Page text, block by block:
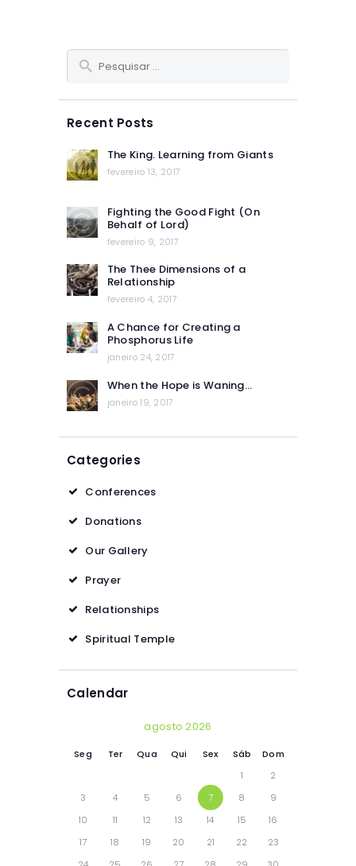
Pesquisar
por:
Recent Posts
The King. Learning from Giants
fevereiro 13, 2017
Fighting the Good Fight (On
Behalf of Lord)
fevereiro 9, 2017
The Thee Dimensions of a
Relationship
fevereiro 4, 2017
A Chance for Creating a
Phosphorus Life
janeiro 24, 2017
When the Hope is Waning…
janeiro 19, 2017
Categories
Conferences
Donations
Our Gallery
Prayer
Relationships
Spiritual Temple
Calendar
agosto 2026
Seg Ter Qua Qui Sex Sáb
Dom
1
2
3
4 5 6 7 8
9
10
11 12 13 14 15
16
17
18 19 20 21 22
23